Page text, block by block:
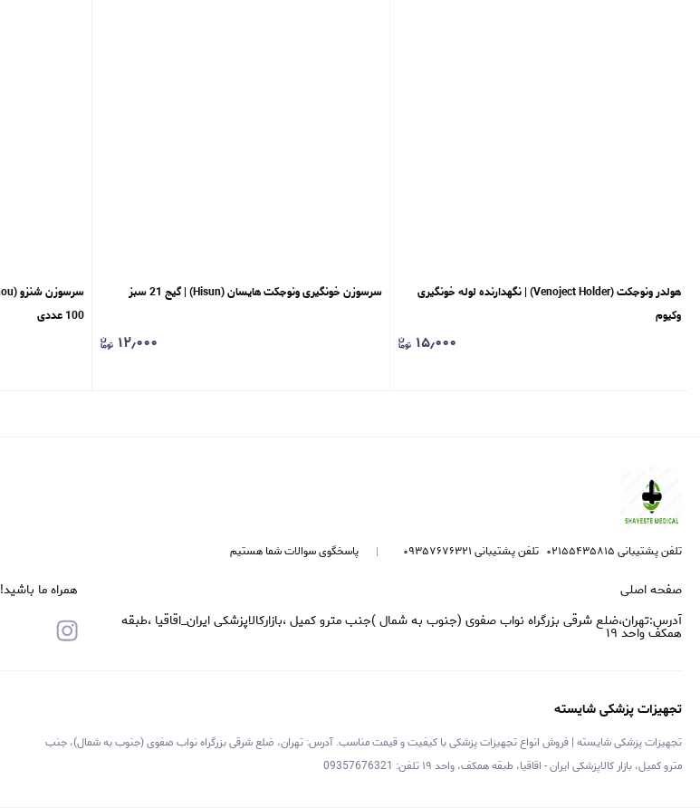
هولدر ونوجکت (Venoject Holder) | نگهدارنده لوله خونگیری
وکیوم
۱۵٫۰۰۰
سرسوزن خونگیری ونوجکت هایسان (Hisun) | گیج 21 سبز
۱۲٫۰۰۰
100 عددی
تلفن پشتیبانی ۰۲۱۵۵۴۳۵۸۱۵ تلفن پشتیبانی ۰۹۳۵۷۶۷۶۳۲۱ پاسخگوی سوالات شما هستیم
صفحه اصلی
آدرس:تهران،ضلع شرقی بزرگراه نواب صفوی (جنوب به شمال )جنب مترو کمیل ،بازارکالاپزشکی ایران_اقاقیا ،طبقه
همکف واحد ۱۹
همراه ما باشید!
تجهیزات پزشکی شایسته
تجهیزات پزشکی شایسته | فروش انواع تجهیزات پزشکی با کیفیت و قیمت مناسب. آدرس: تهران، ضلع شرقی بزرگراه نواب صفوی (جنوب به شمال)، جنب
مترو کمیل، بازار کالاپزشکی ایران - اقاقیا، طبقه همکف، واحد ۱۹ تلفن: 09357676321